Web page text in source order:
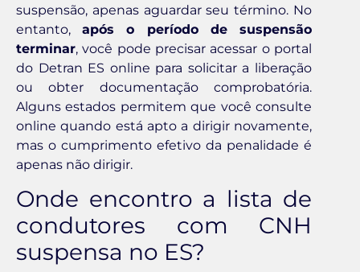
suspensão, apenas aguardar seu término. No
entanto,após o período de suspensão
terminar, você pode precisar acessar o portal
do Detran ES online para solicitar a liberação
ou obter documentação comprobatória.
Alguns estados permitem que você consulte
online quando está apto a dirigir novamente,
mas o cumprimento efetivo da penalidade é
apenas não dirigir.
Onde encontro a lista de
condutores com CNH
suspensa no ES?